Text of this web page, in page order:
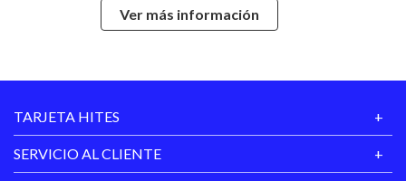
Sofia Fw25
Bolsillo Interior Si
Composición
Impermeabilidad No
Ver más información
TARJETA HITES
SERVICIO AL CLIENTE